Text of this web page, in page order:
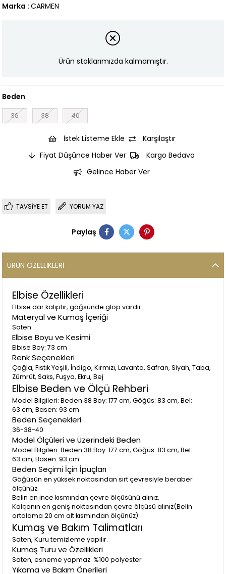
Marka : CARMEN
Ürün stoklarımızda kalmamıştır.
Beden
36 38 40
İstek Listeme Ekle
Karşılaştır
Fiyat Düşünce Haber Ver
Kargo Bedava
Gelince Haber Ver
TAVSIYE ET YORUM YAZ
Paylaş
ÜRÜN ÖZELLIKLERI
Elbise Özellikleri
Elbise dar kalıptır, göğsünde glop vardır.
Materyal ve Kumaş İçeriği
Saten
Elbise Boyu ve Kesimi
Elbise Boy: 73 cm
Renk Seçenekleri
Çağla, Fıstık Yeşili, İndigo, Kırmızı, Lavanta, Safran, Siyah, Taba,
Zümrüt, Saks, Fuşya, Ekru, Bej
Elbise Beden ve Ölçü Rehberi
Model Bilgileri: Beden 38 Boy: 177 cm, Göğüs: 83 cm, Bel:
63 cm, Basen: 93 cm
Beden Seçenekleri
36-38-40
Model Ölçüleri ve Üzerindeki Beden
Model Bilgileri: Beden 38 Boy: 177 cm, Göğüs: 83 cm, Bel:
63 cm, Basen: 93 cm
Beden Seçimi İçin İpuçları
Göğüsün en yüksek noktasından sırt çevresiyle beraber
ölçünüz.
Belin en ince kısmından çevre ölçüsünü alınız.
Kalçanın en geniş noktasından çevre ölçüsü alınız(Belin
ortalama 20 cm alt kısmından ölçünüz)
Kumaş ve Bakım Talimatları
Saten, Kuru temizleme yapılır.
Kumaş Türü ve Özellikleri
Saten, esneme yapmaz. %100 polyester
Yıkama ve Bakım Önerileri